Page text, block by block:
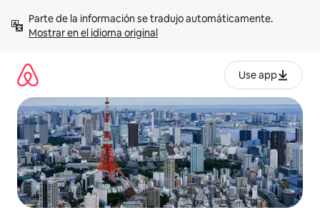
contenidoMostrar en el idioma original
Use app